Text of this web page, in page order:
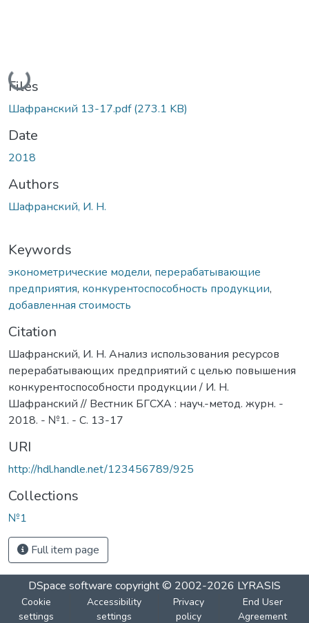
Loading...
Files
Шафранский 13-17.pdf(273.1 KB)
Date
2018
Authors
Шафранский, И. Н.
Keywords
эконометрические модели, перерабатывающие
предприятия, конкурентоспособность продукции,
добавленная стоимость
Citation
Шафранский, И. Н. Анализ использования ресурсов
перерабатывающих предприятий с целью повышения
конкурентоспособности продукции / И. Н.
Шафранский // Вестник БГСХА : науч.-метод. журн. -
2018. - №1. - С. 13-17
URI
http://hdl.handle.net/123456789/925
Collections
№1
Full item page
DSpace software copyright © 2002-2026 LYRASIS
Cookie
settings
Accessibility
settings
Privacy
policy
End User
Agreement